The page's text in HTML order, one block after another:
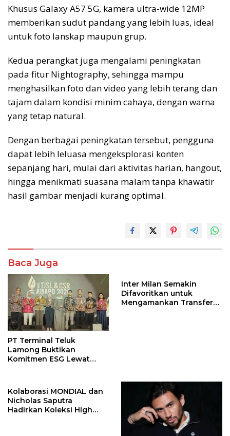
Khusus Galaxy A57 5G, kamera ultra-wide 12MP
memberikan sudut pandang yang lebih luas, ideal
untuk foto lanskap maupun grup.
Kedua perangkat juga mengalami peningkatan
pada fitur Nightography, sehingga mampu
menghasilkan foto dan video yang lebih terang dan
tajam dalam kondisi minim cahaya, dengan warna
yang tetap natural.
Dengan berbagai peningkatan tersebut, pengguna
dapat lebih leluasa mengeksplorasi konten
sepanjang hari, mulai dari aktivitas harian, hangout,
hingga menikmati suasana malam tanpa khawatir
hasil gambar menjadi kurang optimal.
Baca Juga
PT Terminal Teluk
Lamong Buktikan
Komitmen ESG Lewat
Inter Milan Semakin
Difavoritkan untuk
Mengamankan Transfer
Kolaborasi MONDIAL dan
Nicholas Saputra
Hadirkan Koleksi High